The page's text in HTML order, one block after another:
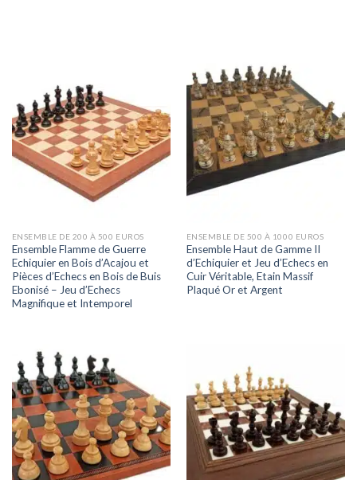
ENSEMBLE DE 200 À 500 EUROS
Ensemble Flamme de Guerre
Echiquier en Bois d’Acajou et
Pièces d’Echecs en Bois de Buis
Ebonisé – Jeu d’Echecs
Magnifique et Intemporel
ENSEMBLE DE 500 À 1000 EUROS
Ensemble Haut de Gamme II
d’Echiquier et Jeu d’Echecs en
Cuir Véritable, Etain Massif
Plaqué Or et Argent